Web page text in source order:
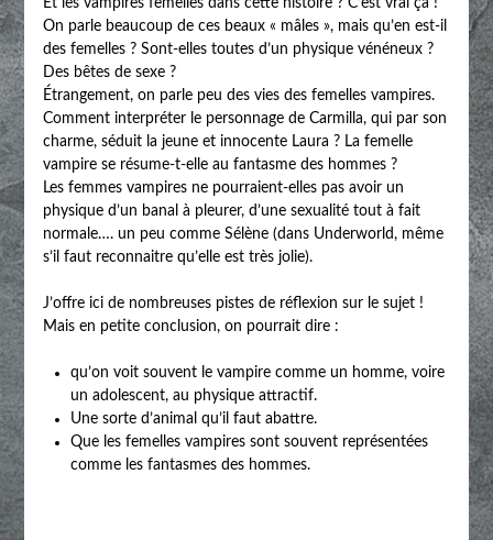
On parle beaucoup de ces beaux « mâles », mais qu’en est-il
des femelles ? Sont-elles toutes d’un physique vénéneux ?
Des bêtes de sexe ?
Étrangement, on parle peu des vies des femelles vampires.
Comment interpréter le personnage de Carmilla, qui par son
charme, séduit la jeune et innocente Laura ? La femelle
vampire se résume-t-elle au fantasme des hommes ?
Les femmes vampires ne pourraient-elles pas avoir un
physique d’un banal à pleurer, d’une sexualité tout à fait
normale…. un peu comme Sélène (dans Underworld, même
s’il faut reconnaitre qu’elle est très jolie).
J’offre ici de nombreuses pistes de réflexion sur le sujet !
Mais en petite conclusion, on pourrait dire :
qu’on voit souvent le vampire comme un homme, voire
un adolescent, au physique attractif.
Une sorte d’animal qu’il faut abattre.
Que les femelles vampires sont souvent représentées
comme les fantasmes des hommes.